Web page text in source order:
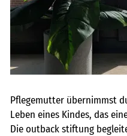
Pflegemutter übernimmst
Leben eines Kindes, das
Die outback stiftung